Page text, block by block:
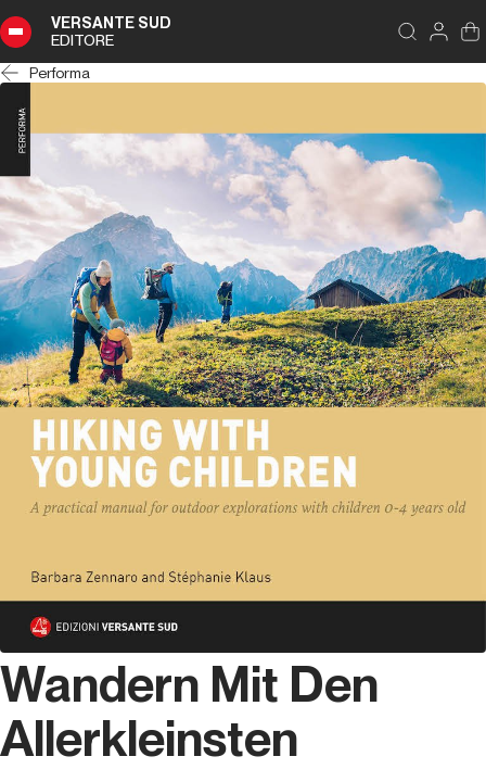
VERSANTE SUD
EDITORE
Performa
Wandern Mit Den
Allerkleinsten